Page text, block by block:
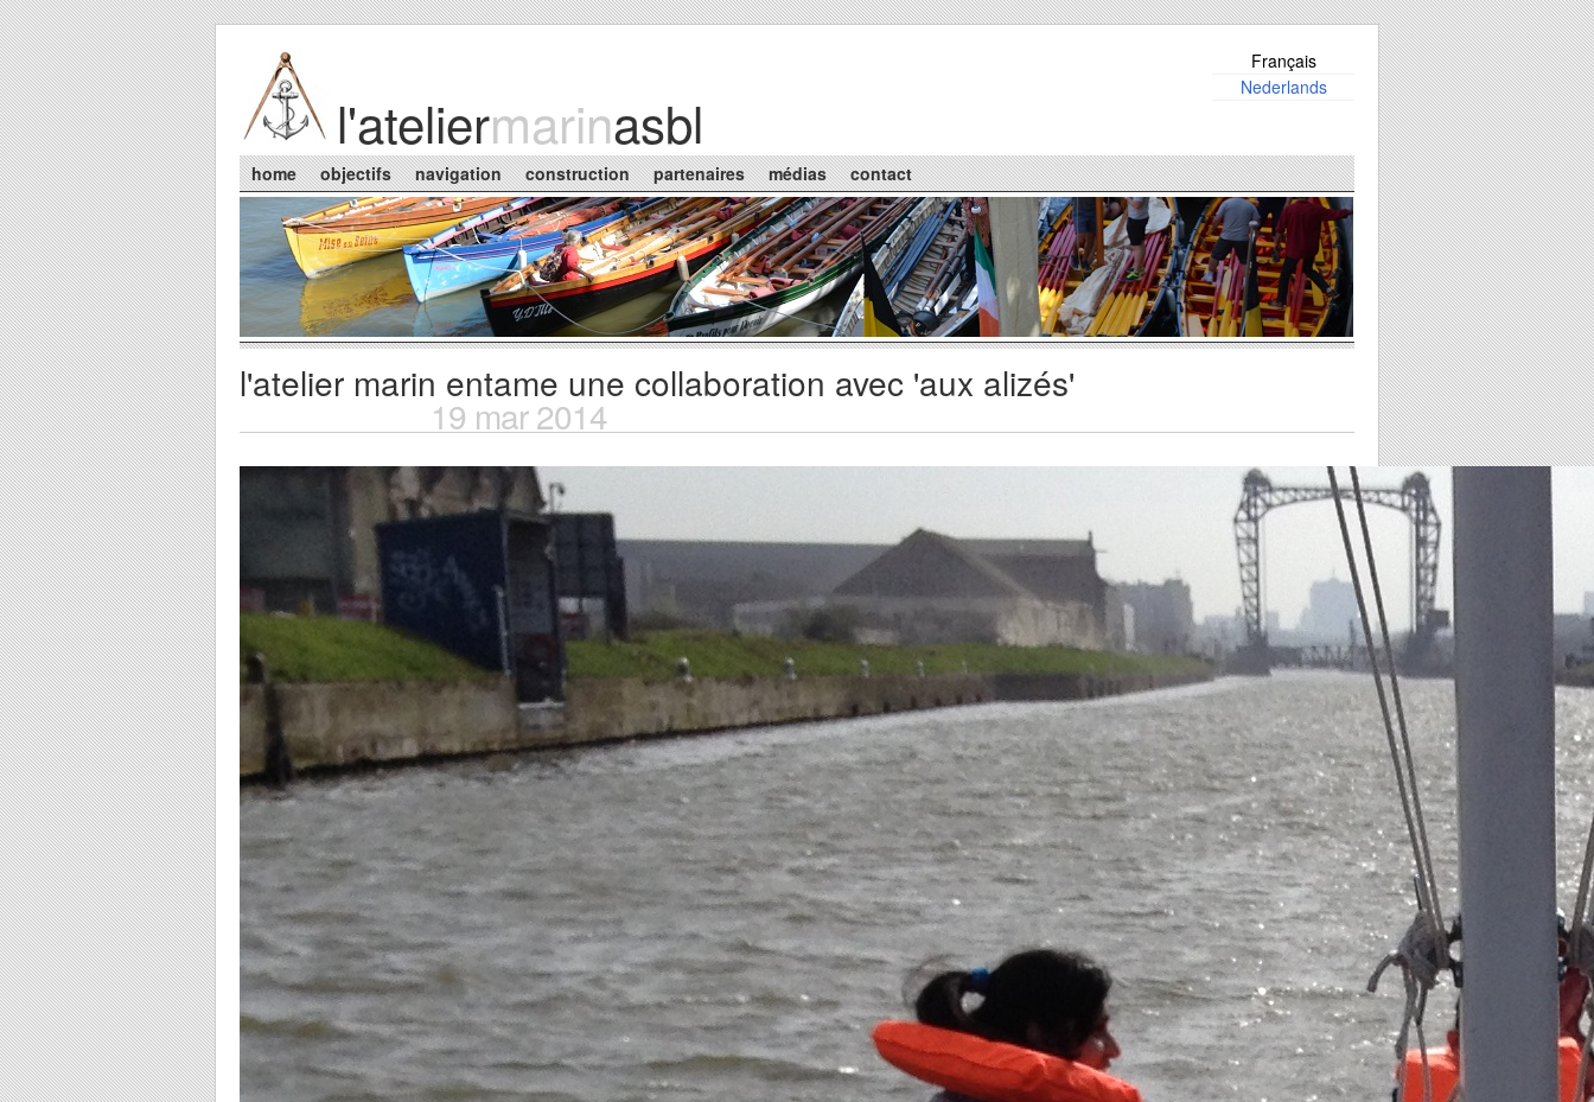
Skip to main content
l'ateliermarinasbl
Français
Nederlands
Main menu
home objectifs navigation construction partenaires médias contact
You are here
l'atelier marin entame une collaboration avec 'aux alizés'
19 mar 2014